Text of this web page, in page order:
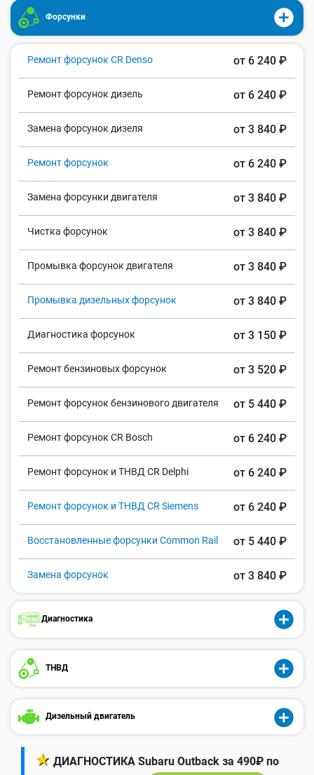
Форсунки
Ремонт форсунок CR Denso от 6 240 ₽
Ремонт форсунок дизель от 6 240 ₽
Замена форсунок дизеля от 3 840 ₽
Ремонт форсунок от 6 240 ₽
Замена форсунки двигателя от 3 840 ₽
Чистка форсунок от 3 840 ₽
Промывка форсунок двигателя от 3 840 ₽
Промывка дизельных форсунок от 3 840 ₽
Диагностика форсунок от 3 150 ₽
Ремонт бензиновых форсунок от 3 520 ₽
Ремонт форсунок бензинового двигателя от 5 440 ₽
Ремонт форсунок CR Bosch от 6 240 ₽
Ремонт форсунок и ТНВД CR Delphi от 6 240 ₽
Ремонт форсунок и ТНВД CR Siemens от 6 240 ₽
Восстановленные форсунки Common Rail от 5 440 ₽
Замена форсунок от 3 840 ₽
Диагностика
ТНВД
Дизельный двигатель
★ ДИАГНОСТИКА Subaru Outback за 490₽ по